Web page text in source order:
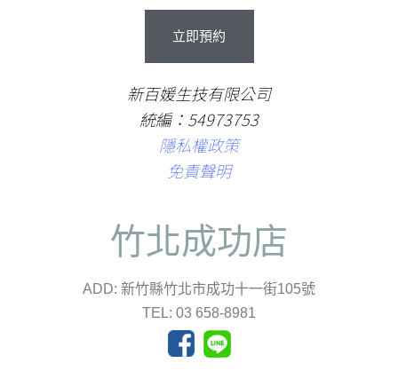
立即預約
新百媛生技有限公司
統編：54973753
隱私權政策
免責聲明
竹北成功店
ADD: 新竹縣竹北市成功十一街105號
TEL: 03 658-8981